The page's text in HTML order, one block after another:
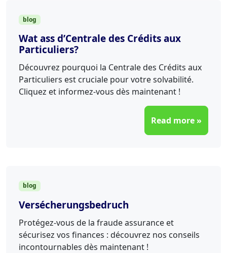
blog
Wat ass d’Centrale des Crédits aux
Particuliers?
Découvrez pourquoi la Centrale des Crédits aux
Particuliers est cruciale pour votre solvabilité.
Cliquez et informez-vous dès maintenant !
Read more »
blog
Versécherungsbedruch
Protégez-vous de la fraude assurance et
sécurisez vos finances : découvrez nos conseils
incontournables dès maintenant !